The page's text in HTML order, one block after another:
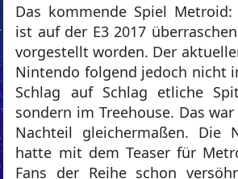
Das kommende Spiel Metroid:
ist auf der E3 2017
vorgestellt worden. Der
Nintendo folgend jedoch nicht
Schlag auf Schlag etliche
sondern im Treehouse. Das
Nachteil gleichermaßen. Die
hatte mit dem Teaser für
Fans der Reihe schon